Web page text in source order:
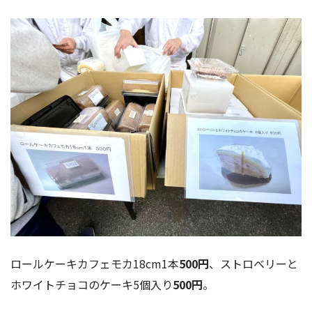
ロールケーキカフェモカ18cm1本500円、ストロベリーと
ホワイトチョコのケーキ5個入り500円。